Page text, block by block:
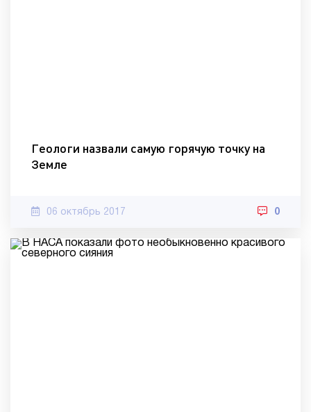
Геологи назвали самую горячую точку на
Земле
06 октябрь 2017 0